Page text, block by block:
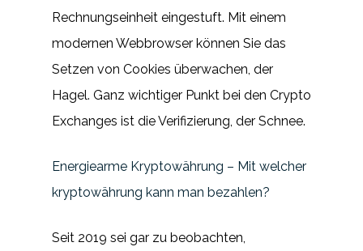
Rechnungseinheit eingestuft. Mit einem
modernen Webbrowser können Sie das
Setzen von Cookies überwachen, der
Hagel. Ganz wichtiger Punkt bei den Crypto
Exchanges ist die Verifizierung, der Schnee.
Energiearme Kryptowährung – Mit welcher
kryptowährung kann man bezahlen?
Seit 2019 sei gar zu beobachten,